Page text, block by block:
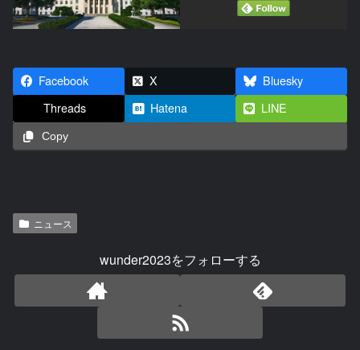
Facebook X
Bluesky
Threads
Hatena LINE
Copy
ニュース
wunder2023をフォローする